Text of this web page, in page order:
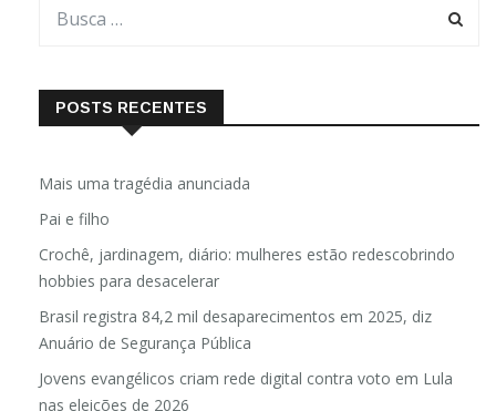
POSTS RECENTES
Mais uma tragédia anunciada
Pai e filho
Crochê, jardinagem, diário: mulheres estão redescobrindo
hobbies para desacelerar
Brasil registra 84,2 mil desaparecimentos em 2025, diz
Anuário de Segurança Pública
Jovens evangélicos criam rede digital contra voto em Lula
nas eleições de 2026